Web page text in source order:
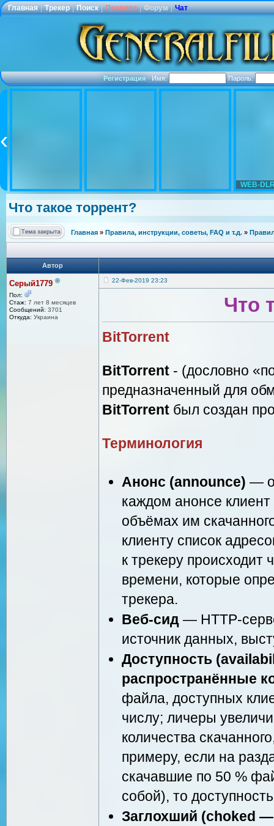
Главная | Трекер | Поиск | Правила | Форум | Чат
Регистрация·Имя: Пароль:
WEB-
Что такое торрент?
Главная » Правила, инструкции, советы, FAQ и т.д. »
Автор
Серый1779 ®
Пол:
Стаж: 7 лет 8 месяцев
Сообщений: 3701
Откуда: Украина
22-Фев-2019 23:23
Что
BitTorrent
BitTorrent - (дословно
предназначенный для
BitTorrent был создан
Терминология
Анонс (announce) —
каждом анонсе
объёмах им
клиенту список
к трекеру
времени, которые
трекера.
Веб-сид — HTTP-
источник данных,
Доступность
распространённые
файла, доступных
числу; личеры
количества
примеру, если на
скачавшие по 50 %
собой), то
Заглохший (choked